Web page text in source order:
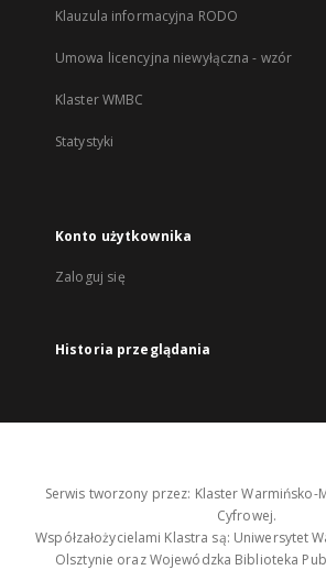
Klauzula informacyjna RODO
Umowa licencyjna niewyłączna - wzór
Klaster WMBC
Statystyki
Konto użytkownika
Zaloguj się
Historia przeglądania
Serwis tworzony przez: Klaster Warmińsko-
Cyfrowej.
Współzałożycielami Klastra są: Uniwersytet
Olsztynie oraz Wojewódzka Biblioteka